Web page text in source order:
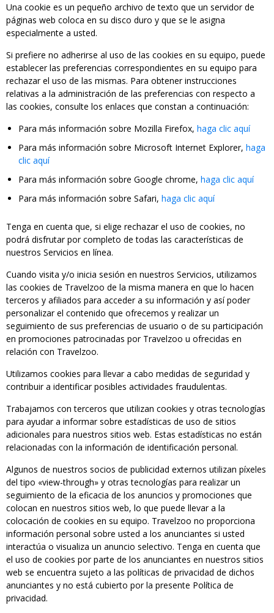
Una cookie es un pequeño archivo de texto que un servidor de
páginas web coloca en su disco duro y que se le asigna
especialmente a usted.
Si prefiere no adherirse al uso de las cookies en su equipo, puede
establecer las preferencias correspondientes en su equipo para
rechazar el uso de las mismas. Para obtener instrucciones
relativas a la administración de las preferencias con respecto a
las cookies, consulte los enlaces que constan a continuación:
Para más información sobre Mozilla Firefox, haga clic aquí
Para más información sobre Microsoft Internet Explorer, haga
clic aquí
Para más información sobre Google chrome, haga clic aquí
Para más información sobre Safari, haga clic aquí
Tenga en cuenta que, si elige rechazar el uso de cookies, no
podrá disfrutar por completo de todas las características de
nuestros Servicios en línea.
Cuando visita y/o inicia sesión en nuestros Servicios, utilizamos
las cookies de Travelzoo de la misma manera en que lo hacen
terceros y afiliados para acceder a su información y así poder
personalizar el contenido que ofrecemos y realizar un
seguimiento de sus preferencias de usuario o de su participación
en promociones patrocinadas por Travelzoo u ofrecidas en
relación con Travelzoo.
Utilizamos cookies para llevar a cabo medidas de seguridad y
contribuir a identificar posibles actividades fraudulentas.
Trabajamos con terceros que utilizan cookies y otras tecnologías
para ayudar a informar sobre estadísticas de uso de sitios
adicionales para nuestros sitios web. Estas estadísticas no están
relacionadas con la información de identificación personal.
Algunos de nuestros socios de publicidad externos utilizan píxeles
del tipo «view-through» y otras tecnologías para realizar un
seguimiento de la eficacia de los anuncios y promociones que
colocan en nuestros sitios web, lo que puede llevar a la
colocación de cookies en su equipo. Travelzoo no proporciona
información personal sobre usted a los anunciantes si usted
interactúa o visualiza un anuncio selectivo. Tenga en cuenta que
el uso de cookies por parte de los anunciantes en nuestros sitios
web se encuentra sujeto a las políticas de privacidad de dichos
anunciantes y no está cubierto por la presente Política de
privacidad.